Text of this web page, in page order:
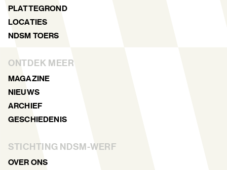
PLATTEGROND
LOCATIES
NDSM TOERS
ONTDEK MEER
MAGAZINE
NIEUWS
ARCHIEF
GESCHIEDENIS
STICHTING NDSM-WERF
OVER ONS